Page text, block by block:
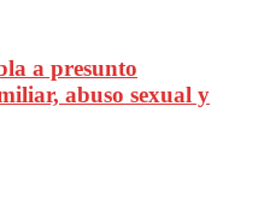
a presunto
abuso sexual y